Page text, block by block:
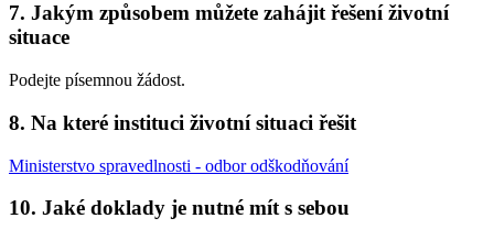
7. Jakým způsobem můžete zahájit řešení životní
situace
Podejte písemnou žádost.
8. Na které instituci životní situaci řešit
Ministerstvo spravedlnosti - odbor odškodňování
10. Jaké doklady je nutné mít s sebou